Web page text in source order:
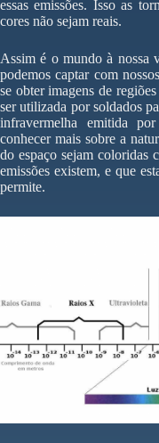
essas emissões. Isso as
cores não sejam reais.
Assim é o mundo à nossa
podemos captar com
se obter imagens de
ser utilizada por soldados
infravermelha emitida
conhecer mais sobre a
do espaço sejam coloridas
emissões existem, e que
permite.